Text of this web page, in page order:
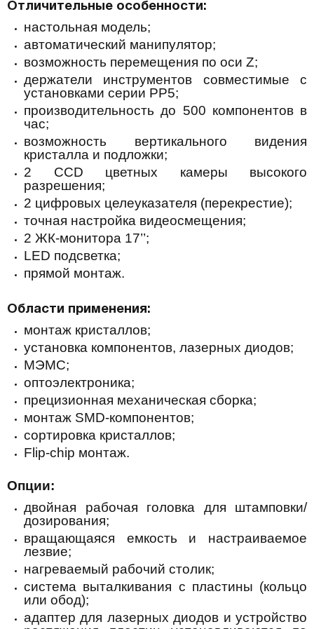
Отличительные особенности:
настольная модель;
автоматический манипулятор;
возможность перемещения по оси Z;
держатели инструментов совместимые с
установками серии PP5;
производительность до 500 компонентов в
час;
возможность вертикального видения
кристалла и подложки;
2 CCD цветных камеры высокого
разрешения;
2 цифровых целеуказателя (перекрестие);
точная настройка видеосмещения;
2 ЖК-монитора 17’’;
LED подсветка;
прямой монтаж.
Области применения:
монтаж кристаллов;
установка компонентов, лазерных диодов;
МЭМС;
оптоэлектроника;
прецизионная механическая сборка;
монтаж SMD-компонентов;
сортировка кристаллов;
Flip-chip монтаж.
Опции:
двойная рабочая головка для штамповки/
дозирования;
вращающаяся емкость и настраиваемое
лезвие;
нагреваемый рабочий столик;
система выталкивания с пластины (кольцо
или обод);
адаптер для лазерных диодов и устройство